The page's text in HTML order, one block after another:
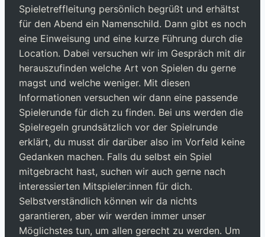
Spieletreffleitung persönlich begrüßt und erhältst
für den Abend ein Namenschild. Dann gibt es noch
eine Einweisung und eine kurze Führung durch die
Location. Dabei versuchen wir im Gespräch mit dir
herauszufinden welche Art von Spielen du gerne
magst und welche weniger. Mit diesen
Informationen versuchen wir dann eine passende
Spielerunde für dich zu finden. Bei uns werden die
Spielregeln grundsätzlich vor der Spielrunde
erklärt, du musst dir darüber also im Vorfeld keine
Gedanken machen. Falls du selbst ein Spiel
mitgebracht hast, suchen wir auch gerne nach
interessierten Mitspieler:innen für dich.
Selbstverständlich können wir da nichts
garantieren, aber wir werden immer unser
Möglichstes tun, um allen gerecht zu werden. Um